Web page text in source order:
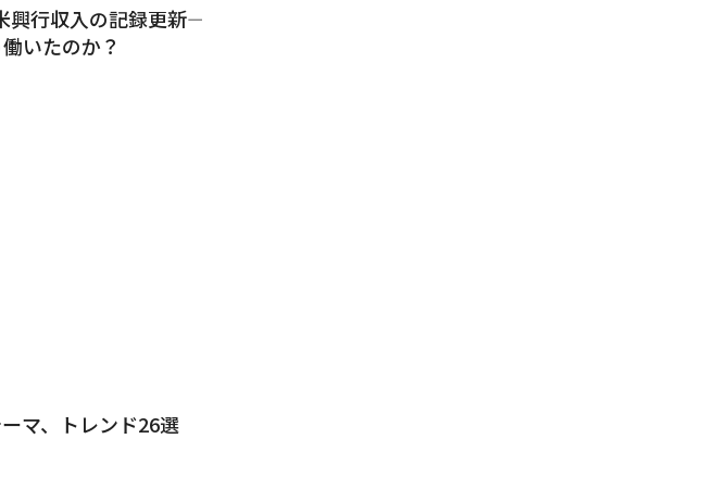
行収入の記録更新――
いたのか？
マ、トレンド26選